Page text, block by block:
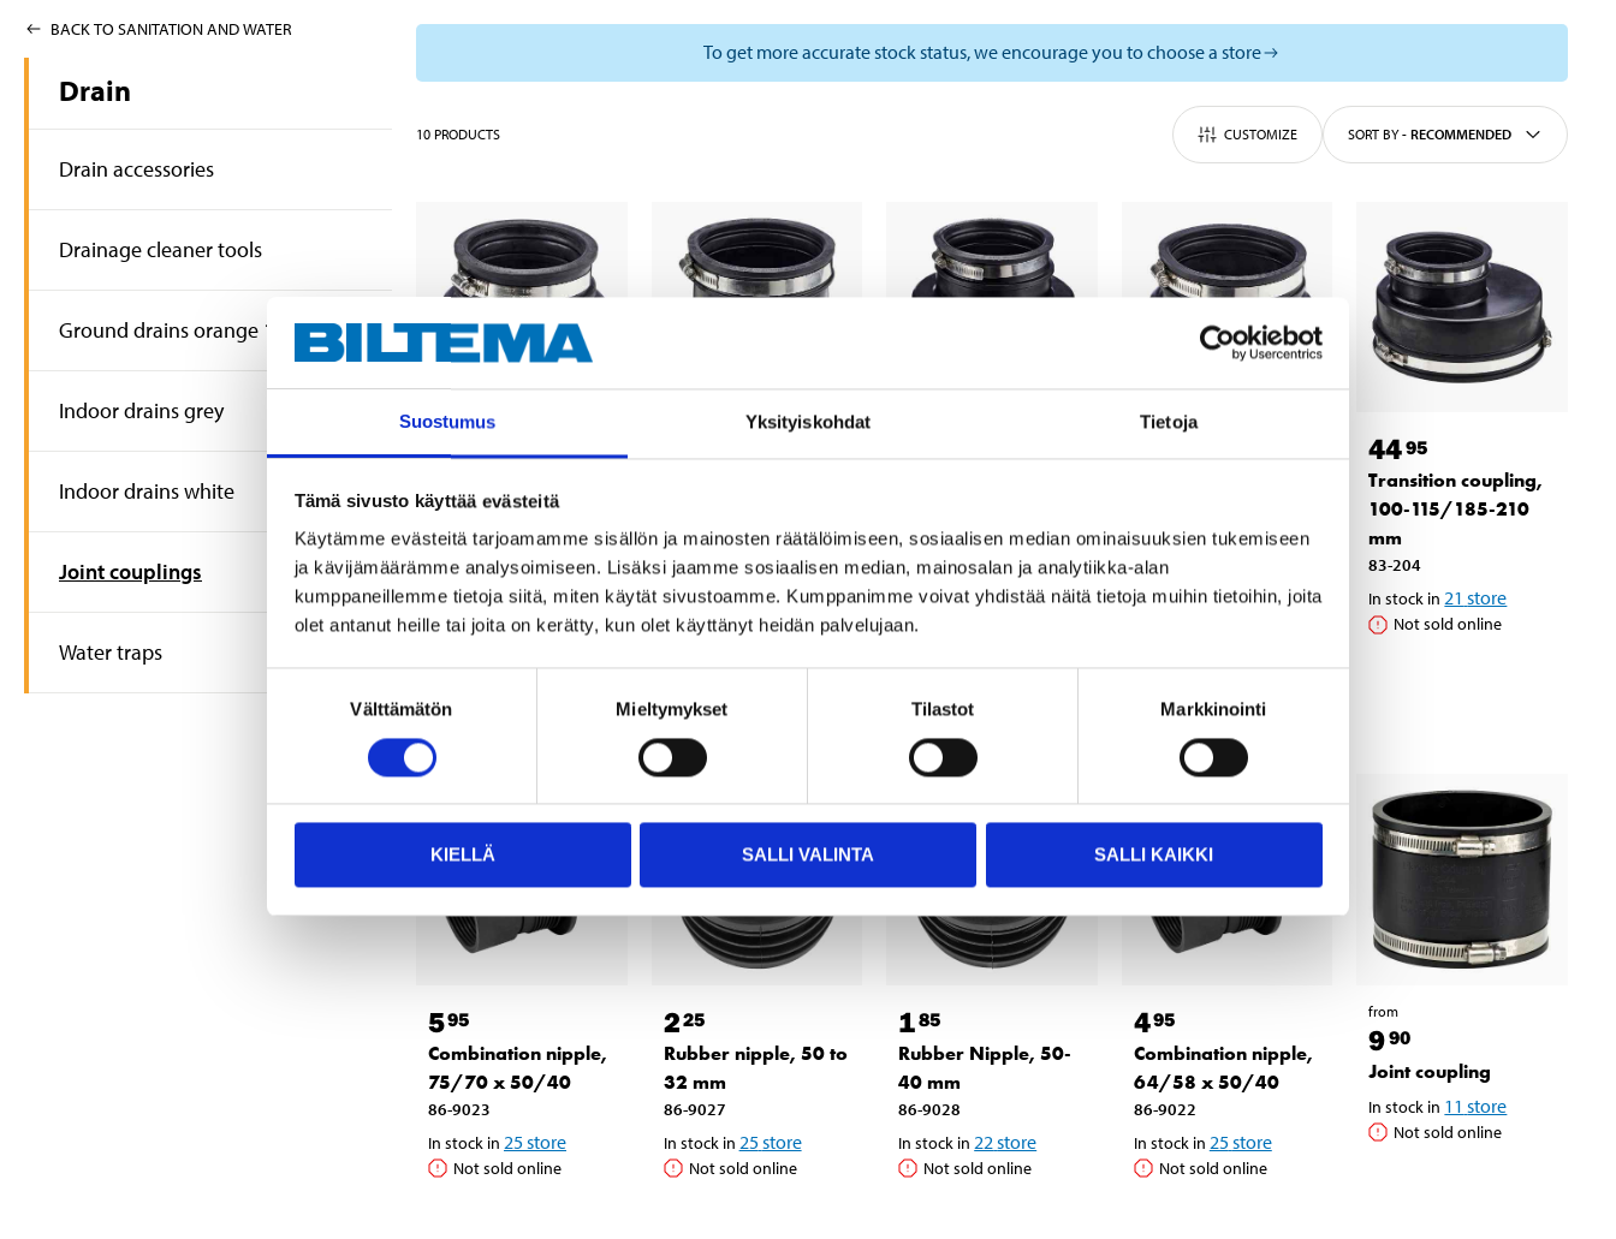
Suostumus Yksityiskohdat Tietoja
Tämä sivusto käyttää evästeitä
Käytämme evästeitä tarjoamamme sisällön ja mainosten räätälöimiseen, sosiaalisen median ominaisuuksien tukemiseen
ja kävijämäärämme analysoimiseen. Lisäksi jaamme sosiaalisen median, mainosalan ja analytiikka-alan
kumppaneillemme tietoja siitä, miten käytät sivustoamme. Kumppanimme voivat yhdistää näitä tietoja muihin tietoihin, joita
olet antanut heille tai joita on kerätty, kun olet käyttänyt heidän palvelujaan.
Välttämätön Mieltymykset Tilastot Markkinointi
KIELLÄ SALLI VALINTA SALLI KAIKKI
BACK TO SANITATION AND WATER
Drain
Drain accessories
Drainage cleaner tools
Ground drains orange 110 mm
Indoor drains grey
Indoor drains white
Joint couplings
Water traps
To get more accurate stock status, we encourage you to choose a store
10 PRODUCTS CUSTOMIZE SORT BY- RECOMMENDED
19
100-115/75-90 mm
83-201
In stock in 25store
Not sold online
16
mm
83-200
In stock in25store
Not sold online
39
mm
83-203
In stock in 25store
18
mm
83-202
In stock in 24store
4495
Transition coupling,
100-115/185-210
mm
83-204
In stock in 21 store
Not sold online
595
Combination nipple,
75/70 x 50/40
86-9023
In stock in 25store
Not sold online
225
Rubber nipple, 50 to
32 mm
86-9027
In stock in 25store
Not sold online
185
Rubber Nipple, 50-
40 mm
86-9028
In stock in 22store
Not sold online
495
Combination nipple,
64/58 x 50/40
86-9022
In stock in 25store
Not sold online
from
990
Joint coupling
In stock in 11 store
Not sold online